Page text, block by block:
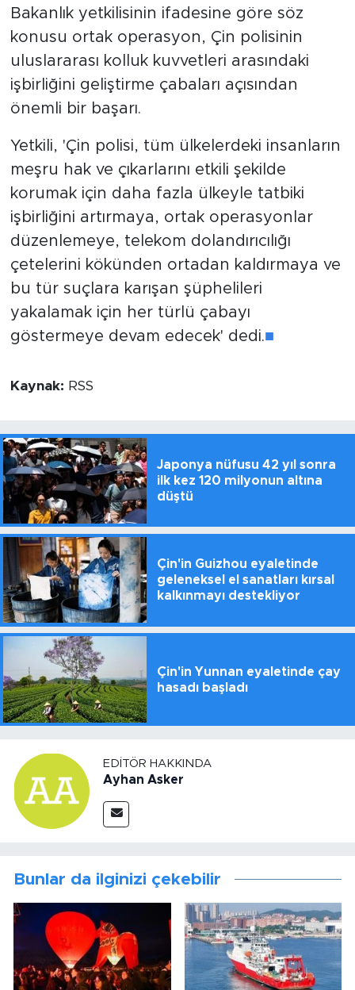
Bakanlık yetkilisinin ifadesine göre söz
konusu ortak operasyon, Çin polisinin
uluslararası kolluk kuvvetleri arasındaki
işbirliğini geliştirme çabaları açısından
önemli bir başarı.
Yetkili, 'Çin polisi, tüm ülkelerdeki insanların
meşru hak ve çıkarlarını etkili şekilde
korumak için daha fazla ülkeyle tatbiki
işbirliğini artırmaya, ortak operasyonlar
düzenlemeye, telekom dolandırıcılığı
çetelerini kökünden ortadan kaldırmaya ve
bu tür suçlara karışan şüphelileri
yakalamak için her türlü çabayı
göstermeye devam edecek' dedi.■
Kaynak: RSS
Japonya nüfusu 42 yıl sonra
ilk kez 120 milyonun altına
düştü
Çin'in Guizhou eyaletinde
geleneksel el sanatları kırsal
kalkınmayı destekliyor
Çin'in Yunnan eyaletinde çay
hasadı başladı
EDITÖR HAKKINDA
Ayhan Asker
Bunlar da ilginizi çekebilir